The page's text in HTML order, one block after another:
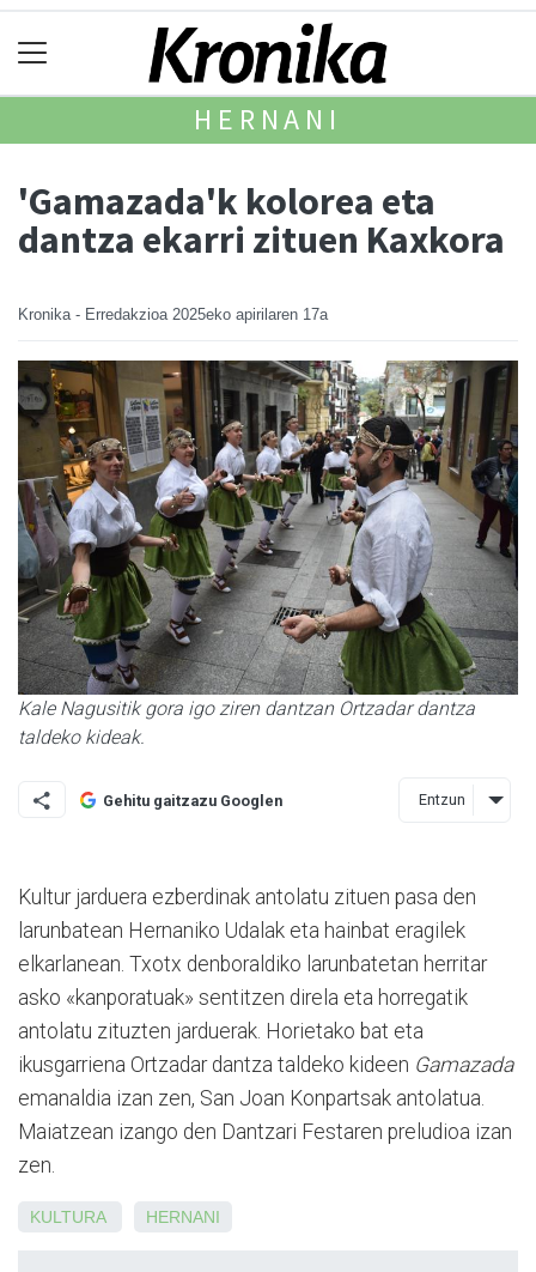
HERNANI
'Gamazada'k kolorea eta
dantza ekarri zituen Kaxkora
Kronika - Erredakzioa 2025eko apirilaren 17a
Kale Nagusitik gora igo ziren dantzan Ortzadar dantza
taldeko kideak.
Gehitu gaitzazu Googlen Entzun
Kultur jarduera ezberdinak antolatu zituen pasa den
larunbatean Hernaniko Udalak eta hainbat eragilek
elkarlanean. Txotx denboraldiko larunbatetan herritar
asko «kanporatuak» sentitzen direla eta horregatik
antolatu zituzten jarduerak. Horietako bat eta
ikusgarriena Ortzadar dantza taldeko kideen Gamazada
emanaldia izan zen, San Joan Konpartsak antolatua.
Maiatzean izango den Dantzari Festaren preludioa izan
zen.
KULTURA HERNANI